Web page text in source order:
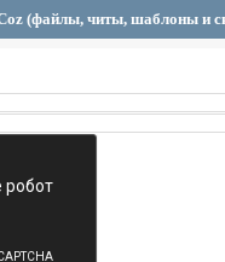
(файлы, читы, шаблоны и